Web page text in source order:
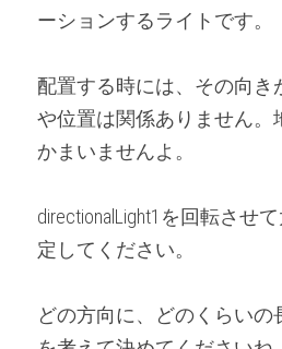
ーションするライトです。
配置する時には、その向き
や位置は関係ありません。
かまいませんよ。
directionalLight1を回転させ
定してください。
どの方向に、どのくらい